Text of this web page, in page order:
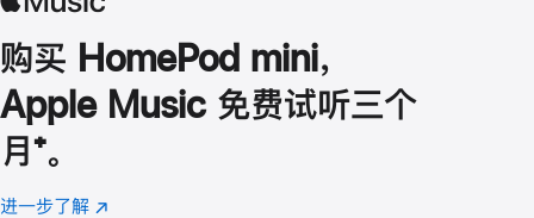
购买 HomePod mini，
Apple Music 免费试听三个
月 脚
注
⁺。
进一步了解 Apple
(在